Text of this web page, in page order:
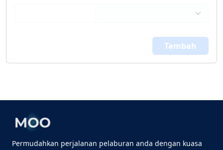
Tambah
Permudahkan perjalanan pelaburan anda dengan kuasa